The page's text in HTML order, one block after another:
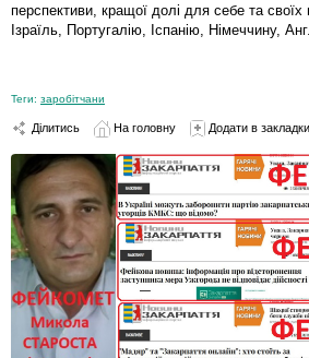
перспективи, кращої долі для себе та
Ізраїль, Португалію, Іспанію, Німеччину,
Теги: заробітчани
Ділитись На головну Додати в закладки